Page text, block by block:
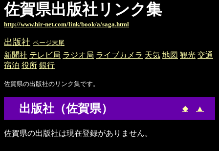
佐賀県出版社リンク集
http://www.hir-net.com/link/book/a/saga.html
出版社 ページ末尾
新聞社 テレビ局 ラジオ局 ライブカメラ 天気 地図 観光 交通
宿泊 役所 銀行
佐賀県の出版社のリンク集です。
出版社（佐賀県） ◆ ▲
佐賀県の出版社は現在登録がありません。